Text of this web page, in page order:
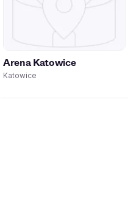
Arena Katowice
Katowice